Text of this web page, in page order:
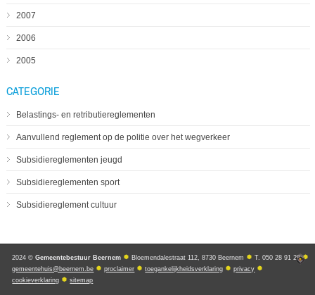
2007
2006
2005
CATEGORIE
Belastings- en retributiereglementen
Aanvullend reglement op de politie over het wegverkeer
Subsidiereglementen jeugd
Subsidiereglementen sport
Subsidiereglement cultuur
2024 ©Gemeentebestuur Beernem Bloemendalestraat 112, 8730 Beernem
T. 050 28 91 20
gemeentehuis@beernem.be
proclaimer toegankelijkheidsverklaring
privacy
cookieverklaring
sitemap